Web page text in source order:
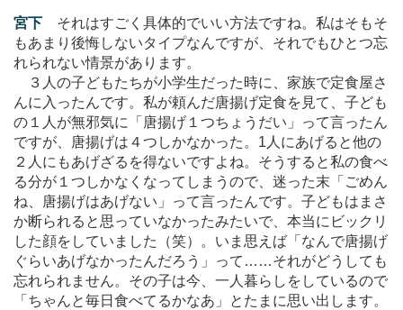
宮下
それはすごく具体的でいい方法ですね。私はそもそ
もあまり後悔しないタイプなんですが、それでもひとつ忘
れられない情景があります。
３人の子どもたちが小学生だった時に、家族で定食屋さ
んに入ったんです。私が頼んだ唐揚げ定食を見て、子ども
の１人が無邪気に「唐揚げ１つちょうだい」って言ったん
ですが、唐揚げは４つしかなかった。1人にあげると他の
２人にもあげざるを得ないですよね。そうすると私の食べ
る分が１つしかなくなってしまうので、迷った末「ごめん
ね、唐揚げはあげない」って言ったんです。子どもはまさ
か断られると思っていなかったみたいで、本当にビックリ
した顔をしていました（笑）。いま思えば「なんで唐揚げ
ぐらいあげなかったんだろう」って … …それがどうしても
忘れられません。その子は今、一人暮らしをしているので
「ちゃんと毎日食べてるかなあ」とたまに思い出します。